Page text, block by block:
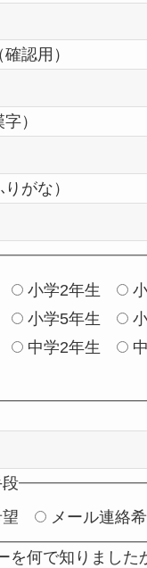
認用）
）
がな）
小学2年生
小学5年生
中学2年生
段
メール連絡
を何で知りました